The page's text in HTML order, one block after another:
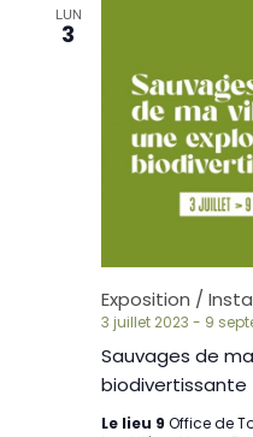
LUN
3
Exposition /
Sauvages de
biodivertissante
3 juillet 2023 - 9
Le lieu 9 Office de